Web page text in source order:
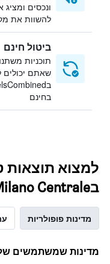
ונכסים
להשוות את
ביטול חינם
תוכניות
שאתם יכולים
בחינם
למצוא תוצאות
בOstello Bello Milano Centrale
מדינות פופולריות
מדינות שמשתמשים